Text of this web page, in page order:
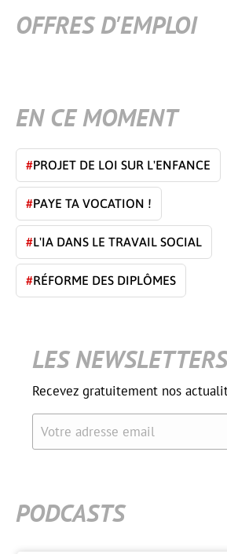
OFFRES D'EMPLOI
EN CE MOMENT
#PROJET DE LOI SUR L'ENFANCE
#PAYE TA VOCATION !
#L'IA DANS LE TRAVAIL SOCIAL
#RÉFORME DES DIPLÔMES
LES NEWSLETTERS
Recevez gratuitement nos
Votre adresse email
PODCASTS